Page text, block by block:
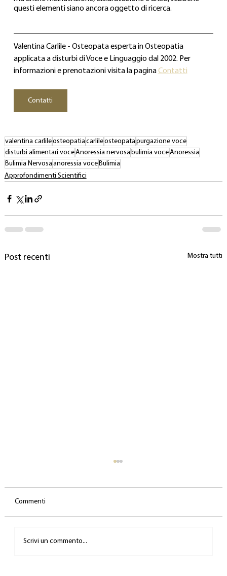
questi elementi siano ancora oggetto di ricerca.
Valentina Carlile - Osteopata esperta in Osteopatia
applicata a disturbi di Voce e Linguaggio dal 2002. Per
informazioni e prenotazioni visita la pagina Contatti
Contatti
valentina carlileosteopatia carlileosteopata purgazione voce
disturbi alimentari voceAnoressia nervosa bulimia voceAnoressia
Bulimia Nervosa anoressia voceBulimia
Approfondimenti Scientifici
Post recenti Mostra tutti
Commenti
Scrivi un commento...